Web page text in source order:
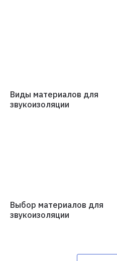
Виды материалов для
звукоизоляции
Выбор материалов для
звукоизоляции